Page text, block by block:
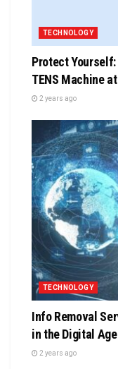
TECHNOLOGY
Protect
TENS Machine
2 years ago
TECHNOLOGY
Info Removal
in the Digital Age
2 years ago